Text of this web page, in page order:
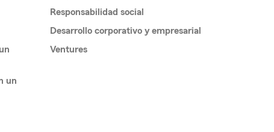
un
Responsabilidad social
Desarrollo corporativo y empresarial
Ventures